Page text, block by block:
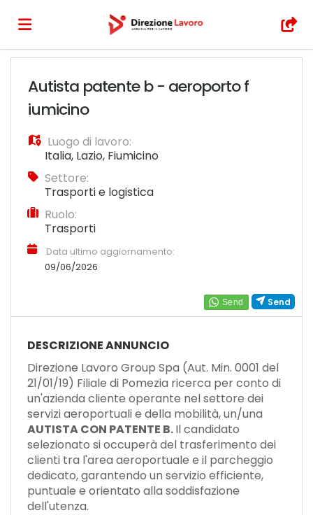
di
lavoro
Carica
il
CV
Login
Send
Autista patente b - aeroporto f
iumicino
Luogo di lavoro:
Italia, Lazio, Fiumicino
Settore:
Trasporti e logistica
Ruolo:
Trasporti
Data ultimo aggiornamento:
09/06/2026
DESCRIZIONE ANNUNCIO
Direzione Lavoro Group Spa (Aut. Min. 0001 del
21/01/19) Filiale di Pomezia ricerca per conto di
un'azienda cliente operante nel settore dei
servizi aeroportuali e della mobilità, un/una
AUTISTA CON PATENTE B.Il candidato
selezionato si occuperà del trasferimento dei
clienti tra l'area aeroportuale e il parcheggio
dedicato, garantendo un servizio efficiente,
puntuale e orientato alla soddisfazione
dell'utenza.